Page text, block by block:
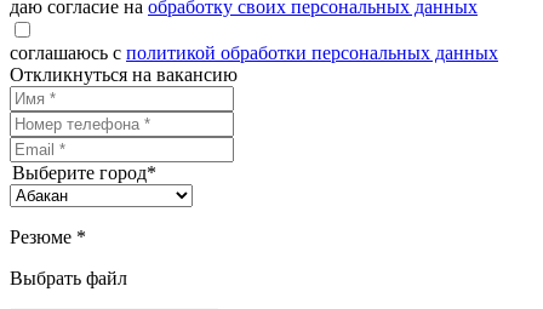
даю согласие на обработку своих персональных данных
соглашаюсь с политикой обработки персональных данных
Откликнуться на вакансию
Выберите город*
Резюме *
Выбрать файл